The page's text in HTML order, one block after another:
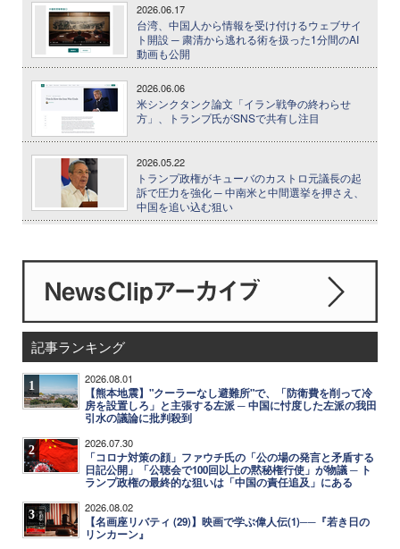
2026.06.17
台湾、中国人から情報を受け付けるウェブサイ
ト開設 ─ 粛清から逃れる術を扱った1分間のAI
動画も公開
2026.06.06
米シンクタンク論文「イラン戦争の終わらせ
方」、トランプ氏がSNSで共有し注目
2026.05.22
トランプ政権がキューバのカストロ元議長の起
訴で圧力を強化 ─ 中南米と中間選挙を押さえ、
中国を追い込む狙い
記事ランキング
1 2026.08.01
【熊本地震】"クーラーなし避難所"で、「防衛費を削って冷
房を設置しろ」と主張する左派 ─ 中国に忖度した左派の我田
引水の議論に批判殺到
2 2026.07.30
「コロナ対策の顔」ファウチ氏の「公の場の発言と矛盾する
日記公開」「公聴会で100回以上の黙秘権行使」が物議 ─ ト
ランプ政権の最終的な狙いは「中国の責任追及」にある
3 2026.08.02
【名画座リバティ (29)】映画で学ぶ偉人伝(1)──『若き日の
リンカーン』